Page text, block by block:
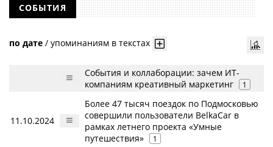
СОБЫТИЯ
по дате / упоминаниям в текстах
События и коллаборации: зачем ИТ-
компаниям креативный маркетинг
1
11.10.2024
Более 47 тысяч поездок по Подмосковью
совершили пользователи BelkaCar в
рамках летнего проекта «Умные
путешествия»
1